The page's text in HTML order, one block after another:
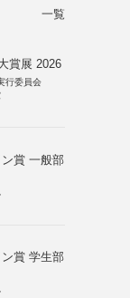
一覧
賞展 2026
行委員会
賞 一般部
賞 学生部